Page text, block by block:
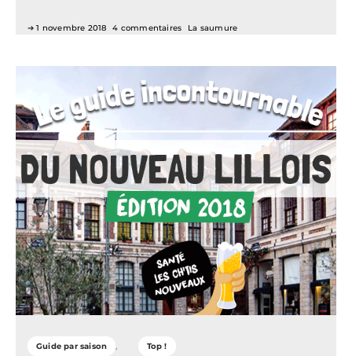
1 novembre 2018 4 commentaires La saumure
Guide par saison Top !